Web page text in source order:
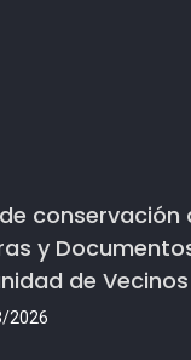
conservación
y
de Vecinos
2026